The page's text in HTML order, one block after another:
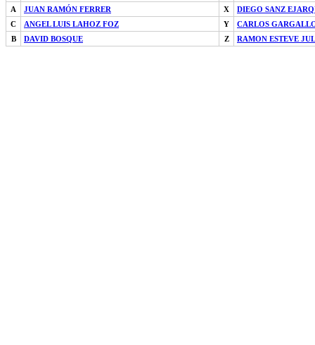
A
JUAN RAMÓN FERRER X
DIEGO SANZ
C
ANGEL LUIS LAHOZ FOZ Y
CARLOS
B
DAVID BOSQUE Z RAMON ESTEVE